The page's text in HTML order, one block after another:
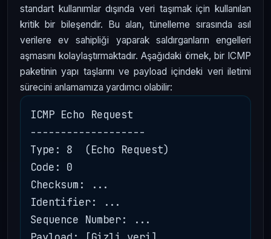
standart kullanımlar dışında veri taşımak için kullanılan
kritik bir bileşendir. Bu alan, tünelleme sırasında asıl
verilere ev sahipliği yaparak saldırganların engelleri
aşmasını kolaylaştırmaktadır. Aşağıdaki örnek, bir ICMP
paketinin yapı taşlarını ve payload içindeki veri iletimi
sürecini anlamamıza yardımcı olabilir:
ICMP Echo Request
-------------------
Type: 8  (Echo Request)
Code: 0
Checksum: ...
Identifier: ...
Sequence Number: ...